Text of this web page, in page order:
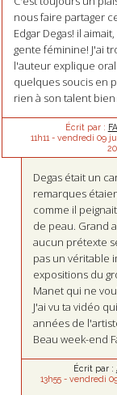
nous faire partager
Edgar Degas! il
gente féminine! J'ai
l'auteur explique
quelques soucis en
rien à son talent bien
Écrit par :
11h11 - vendredi 09
Degas était un
remarques
comme il
de peau. Grand
aucun prétexte
pas un véritable
expositions du
Manet qui ne
J'ai vu ta vidéo
années de
Beau week-end
Écrit par :
13h55- vendredi